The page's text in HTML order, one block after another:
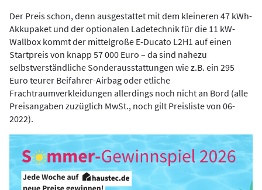
Der Preis schon, denn ausgestattet mit dem kleineren 47 kWh-
Akkupaket und der optionalen Ladetechnik für die 11 kW-
Wallbox kommt der mittelgroße E-Ducato L2H1 auf einen
Startpreis von knapp 57 000 Euro – da sind nahezu
selbstverständliche Sonderausstattungen wie z.B. ein 295
Euro teurer Beifahrer-Airbag oder etliche
Frachtraumverkleidungen allerdings noch nicht an Bord (alle
Preisangaben zuzüglich MwSt., noch gilt Preisliste von 06-
2022).